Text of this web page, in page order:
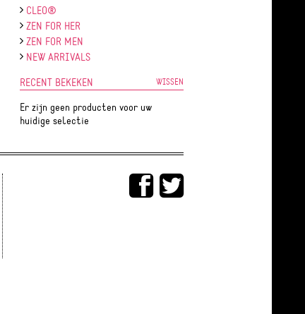
CLEO®
ZEN FOR HER
ZEN FOR MEN
NEW ARRIVALS
RECENT BEKEKEN
WISSEN
Er zijn geen producten voor uw
huidige selectie